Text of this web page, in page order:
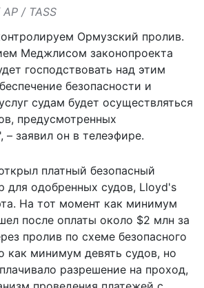
/ TASS
Ормузский пролив.
Меджлисом законопроекта
господствовать над этим
безопасности и
судам будет осуществляться
предусмотренных
– заявил он в телеэфире.
платный безопасный
для одобренных судов, Lloyd's
На тот момент как минимум
после оплаты около $2 млн за
пролив по схеме безопасного
как минимум девять судов, но
разрешение на проход,